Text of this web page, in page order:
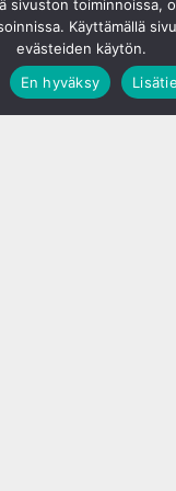
sivuston toiminnoissa,
Käyttämällä
evästeiden käytön.
En hyväksy